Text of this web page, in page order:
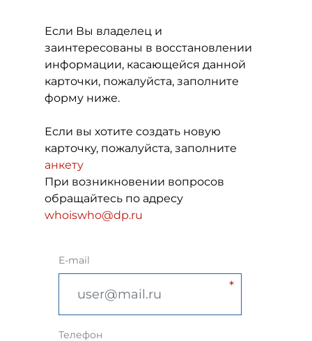
Если Вы владелец и
заинтересованы в восстановлении
информации, касающейся данной
карточки, пожалуйста, заполните
форму ниже.
Если вы хотите создать новую
карточку, пожалуйста, заполните
анкету
При возникновении вопросов
обращайтесь по адресу
whoiswho@dp.ru
E-mail
Телефон